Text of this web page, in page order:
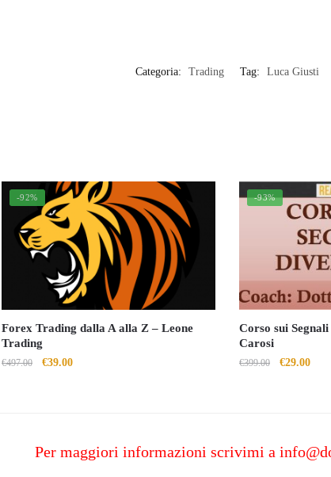
Categoria: Trading Tag: Luca Giusti
-92%
Forex Trading dalla A alla Z – Leone
Trading
€497.00
Il
€39.00Il
-93%
Corso sui
Carosi
€399.00
Il
€29.00Il
Per maggiori informazioni scrivimi a